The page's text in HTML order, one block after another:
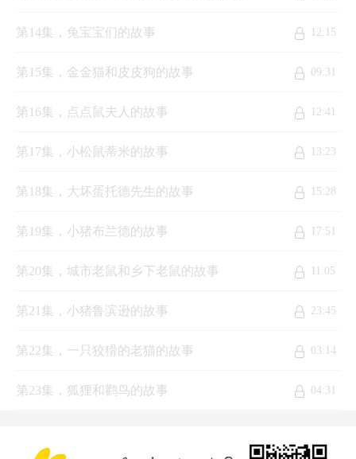
第14集，兔宝宝们的故事 12:15
第15集，金金猫和皮皮狗的故事 09:31
第16集，点点鼠夫人的故事 12:41
第17集，小松鼠蒂米的故事 13:23
第18集，大坏蛋托德先生的故事 15:28
第19集，小猪布兰德的故事 17:51
第20集，城市老鼠和乡下老鼠的故事 11:05
第21集，小猪鲁滨逊的故事 23:45
第22集，一只狡猾的老猫的故事 03:14
第23集，狐狸和鹳鸟的故事 04:31